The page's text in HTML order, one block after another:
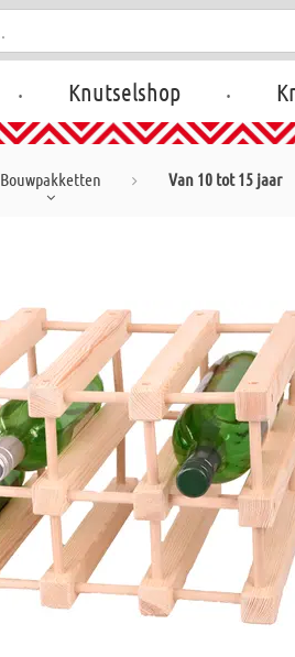
. Knutselshop .
Bouwpakketten Van 10 tot 15 jaar